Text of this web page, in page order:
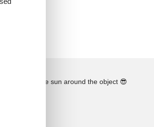
course of the sun around the object 😎